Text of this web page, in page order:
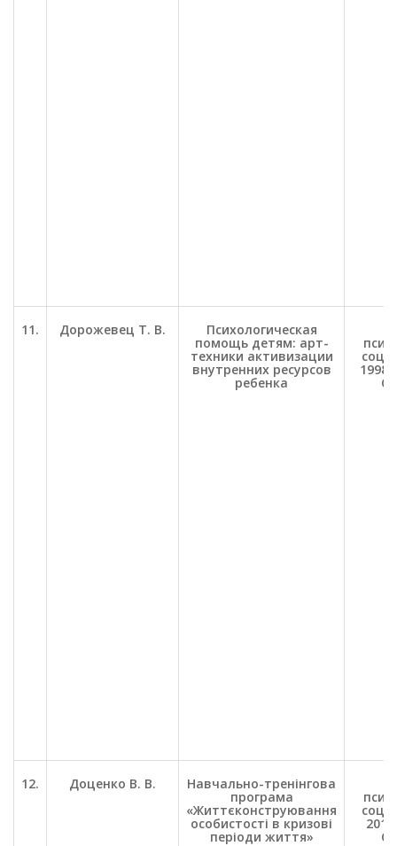
11. Дорожевец Т. В. Психологическая
помощь детям: арт-
техники активизации
внутренних ресурсов
ребенка
соц.
С.
12. Доценко В. В. Навчально-тренінгова
програма
«Життєконструювання
особистості в кризові
періоди життя»
соц.
С.